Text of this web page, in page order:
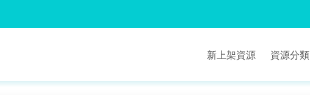
新上架資源 資源分類